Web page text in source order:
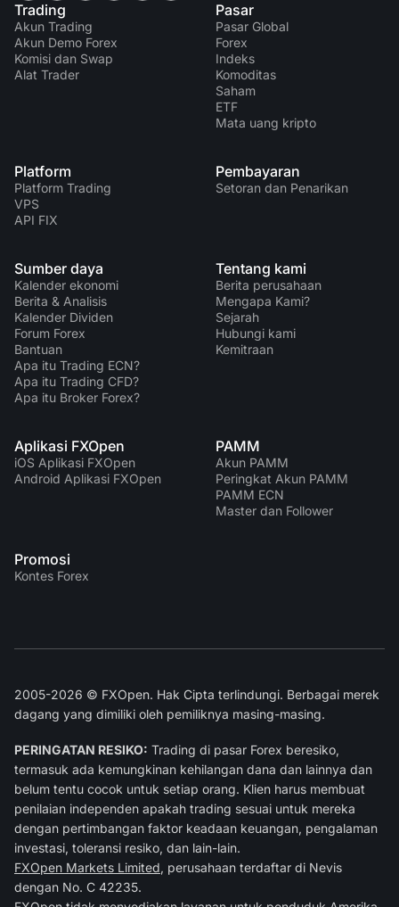
Trading
Akun Trading
Akun Demo Forex
Komisi dan Swap
Alat Trader
Pasar
Pasar Global
Forex
Indeks
Komoditas
Saham
ETF
Mata uang kripto
Platform
Platform Trading
VPS
API FIX
Pembayaran
Setoran dan Penarikan
Sumber daya
Kalender ekonomi
Berita & Analisis
Kalender Dividen
Forum Forex
Bantuan
Apa itu Trading ECN?
Apa itu Trading CFD?
Apa itu Broker Forex?
Tentang kami
Berita perusahaan
Mengapa Kami?
Sejarah
Hubungi kami
Kemitraan
Aplikasi FXOpen
iOS Aplikasi FXOpen
Android Aplikasi FXOpen
PAMM
Akun PAMM
Peringkat Akun PAMM
PAMM ECN
Master dan Follower
Promosi
Kontes Forex
2005-2026 © FXOpen. Hak Cipta terlindungi. Berbagai merek
dagang yang dimiliki oleh pemiliknya masing-masing.
PERINGATAN RESIKO: Trading di pasar Forex beresiko,
termasuk ada kemungkinan kehilangan dana dan lainnya dan
belum tentu cocok untuk setiap orang. Klien harus membuat
penilaian independen apakah trading sesuai untuk mereka
dengan pertimbangan faktor keadaan keuangan, pengalaman
investasi, toleransi resiko, dan lain-lain.
FXOpen Markets Limited, perusahaan terdaftar di Nevis
dengan No. C 42235.